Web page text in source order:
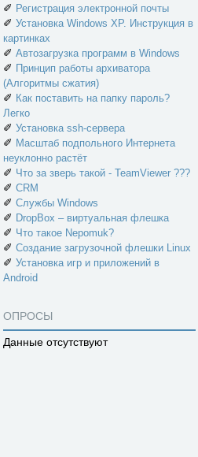
✐ Регистрация электронной почты
✐ Установка Windows XP. Инструкция в
картинках
✐ Автозагрузка программ в Windows
✐ Принцип работы архиватора
(Алгоритмы сжатия)
✐ Как поставить на папку пароль?
Легко
✐ Установка ssh-сервера
✐ Масштаб подпольного Интернета
неуклонно растёт
✐ Что за зверь такой - TeamViewer ???
✐ CRM
✐ Службы Windows
✐ DropBox – виртуальная флешка
✐ Что такое Nepomuk?
✐ Создание загрузочной флешки Linux
✐ Установка игр и приложений в
Android
ОПРОСЫ
Данные отсутствуют